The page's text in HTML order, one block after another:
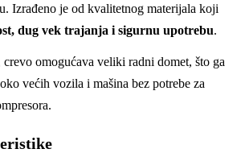
Izrađeno je od kvalitetnog materijala koji
dug vek trajanja i sigurnu upotrebu.
crevo omogućava veliki radni domet, što ga
većih vozila i mašina bez potrebe za